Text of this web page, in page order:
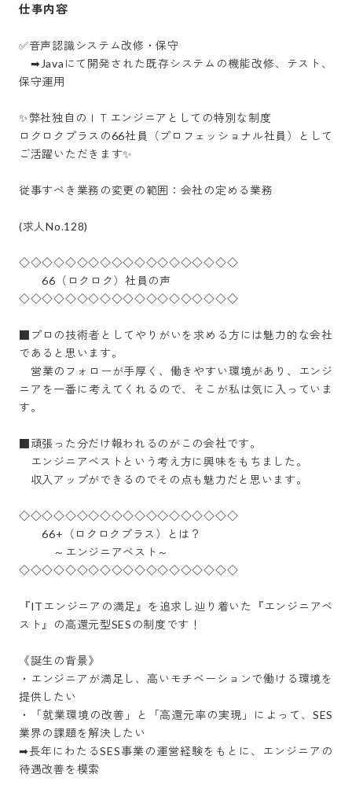
仕事内容
✅音声認識システム改修・保守
➡Javaにて開発された既存システムの機能改修、テスト、
保守運用
✨弊社独自のＩＴエンジニアとしての特別な制度
ロクロクプラスの66社員（プロフェッショナル社員）として
ご活躍いただきます✨
従事すべき業務の変更の範囲：会社の定める業務
(求人No.128)
◇◇◇◇◇◇◇◇◇◇◇◇◇◇◇◇◇◇◇
66（ロクロク）社員の声
◇◇◇◇◇◇◇◇◇◇◇◇◇◇◇◇◇◇◇
■プロの技術者としてやりがいを求める方には魅力的な会社
であると思います。
営業のフォローが手厚く、働きやすい環境があり、エンジ
ニアを一番に考えてくれるので、そこが私は気に入っていま
す。
■頑張った分だけ報われるのがこの会社です。
エンジニアベストという考え方に興味をもちました。
収入アップができるのでその点も魅力だと思います。
◇◇◇◇◇◇◇◇◇◇◇◇◇◇◇◇◇◇◇
66+（ロクロクプラス）とは？
～エンジニアベスト～
◇◇◇◇◇◇◇◇◇◇◇◇◇◇◇◇◇◇◇
『ITエンジニアの満足』を追求し辿り着いた『エンジニアベ
スト』の高還元型SESの制度です！
《誕生の背景》
・エンジニアが満足し、高いモチベーションで働ける環境を
提供したい
・「就業環境の改善」と「高還元率の実現」によって、SES
業界の課題を解決したい
➡長年にわたるSES事業の運営経験をもとに、エンジニアの
待遇改善を模索